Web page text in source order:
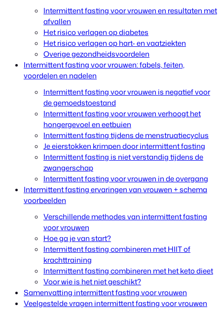
Intermittent fasting voor vrouwen en resultaten met
afvallen
Het risico verlagen op diabetes
Het risico verlagen op hart- en vaatziekten
Overige gezondheidsvoordelen
Intermittent fasting voor vrouwen: fabels, feiten,
voordelen en nadelen
Intermittent fasting voor vrouwen is negatief voor
de gemoedstoestand
Intermittent fasting voor vrouwen verhoogt het
hongergevoel en eetbuien
Intermittent fasting tijdens de menstruatiecyclus
Je eierstokken krimpen door intermittent fasting
Intermittent fasting is niet verstandig tijdens de
zwangerschap
Intermittent fasting voor vrouwen in de overgang
Intermittent fasting ervaringen van vrouwen + schema
voorbeelden
Verschillende methodes van intermittent fasting
voor vrouwen
Hoe ga je van start?
Intermittent fasting combineren met HIIT of
krachttraining
Intermittent fasting combineren met het keto dieet
Voor wie is het niet geschikt?
Samenvatting intermittent fasting voor vrouwen
Veelgestelde vragen intermittent fasting voor vrouwen